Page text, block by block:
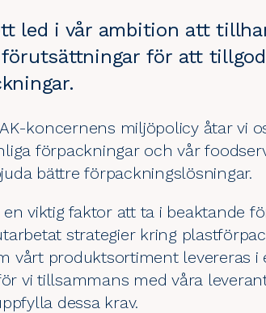
led i vår ambition att
för att
koncernens miljöpolicyåtar vi
förpackningar och vår
bättre förpackningslösningar.
en viktig faktor att ta i beaktande
strategier kring
vårt produktsortiment levereras
vi tillsammans med våra
dessa krav.